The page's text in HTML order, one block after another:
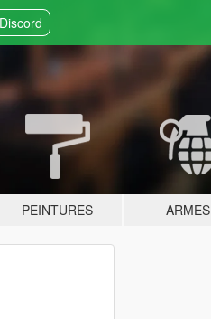
PEINTURES ARMES